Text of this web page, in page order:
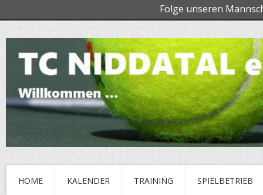
HOME KALENDER TRAINING SPIELBETRIEB
Folge unseren